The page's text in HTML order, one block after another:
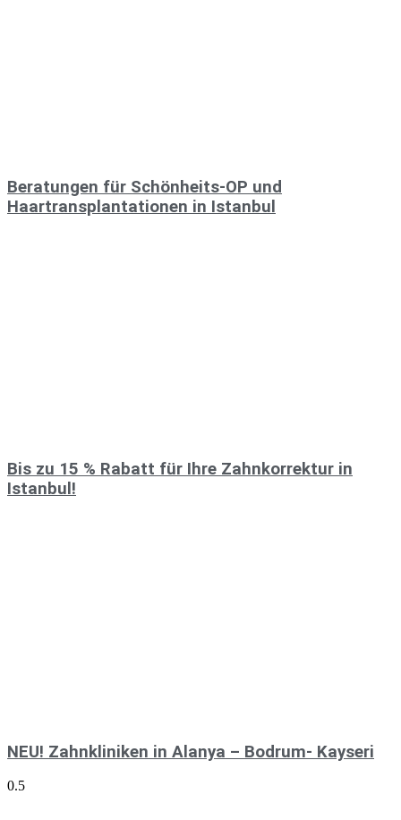
Beratungen für Schönheits-OP und
Haartransplantationen in Istanbul
Bis zu 15 % Rabatt für Ihre Zahnkorrektur in
Istanbul!
NEU! Zahnkliniken in Alanya – Bodrum- Kayseri